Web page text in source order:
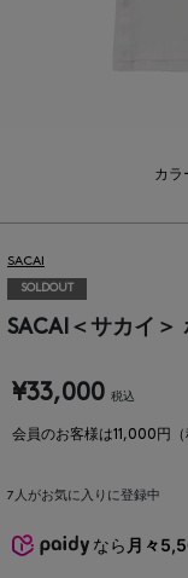
カラ
SACAI
SOLDOUT
SACAI＜サカイ＞
¥33,000 税込
会員のお客様は11,000円
7 人がお気に入りに登録中
なら 月々